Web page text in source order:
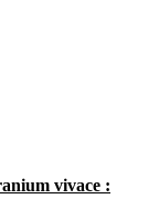
vivace :